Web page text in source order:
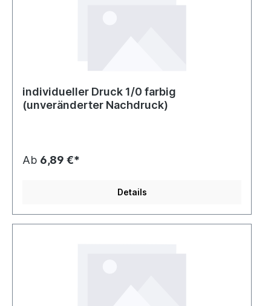
individueller Druck 1/0 farbig
(unveränderter Nachdruck)
Ab 6,89 €*
Details